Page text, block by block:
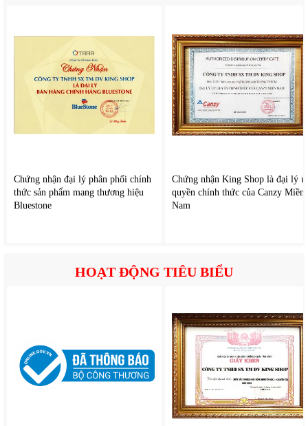
biệt hữu ích trong những ngày nóng bức khi bạn cần làm
Nhiều mức tốc độ gió
Sản phẩm thường được trang bị 3 mức độ gió khác nhau,
cho phép người dùng điều chỉnh tùy theo nhu cầu:
Chứng nhận đại lý phân phối chính
thức sản phẩm mang thương hiệu
Bluestone
Chứng nhận King Shop là đại lý
quyền chính thức của Canzy Miền
Nam
HOẠT ĐỘNG TIÊU BIỂU